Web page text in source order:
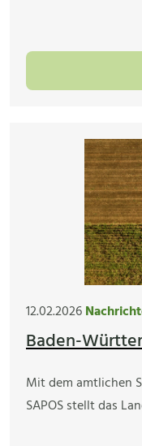
12.02.2026
Baden-
Mit dem amtlichen
SAPOS stellt das